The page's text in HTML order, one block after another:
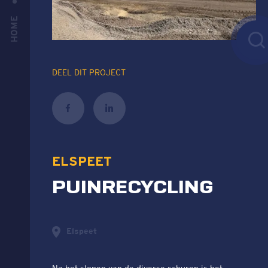
HOME
DEEL DIT PROJECT
ELSPEET
PUINRECYCLING
Elspeet